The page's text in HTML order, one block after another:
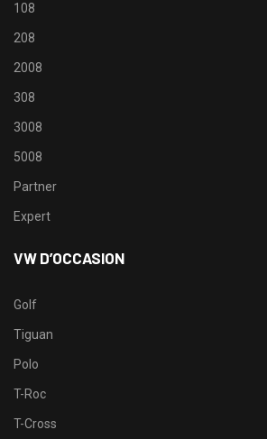
108
208
2008
308
3008
5008
Partner
Expert
VW D’OCCASION
Golf
Tiguan
Polo
T-Roc
T-Cross